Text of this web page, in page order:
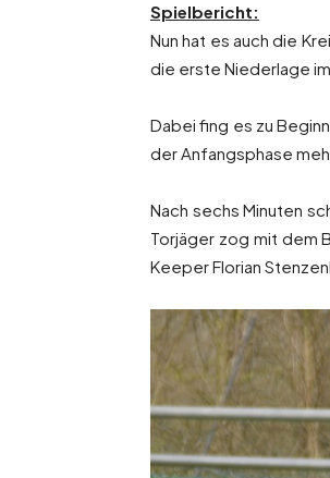
Spielbericht:
Nun hat es auch die
die erste Niederlage
Dabei fing es zu
der Anfangsphase
Nach sechs Minuten
Torjäger zog mit dem
Keeper Florian